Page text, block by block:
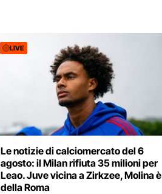
LIVE
Le notizie di calciomercato del 6
agosto: il Milan rifiuta 35 milioni per
Leao. Juve vicina a Zirkzee, Molina è
della Roma